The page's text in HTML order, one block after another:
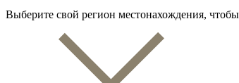
Выберите свой регион местонахождения,